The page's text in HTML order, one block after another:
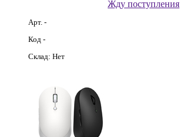
Жду поступления
Арт. -
Код -
Склад: Нет